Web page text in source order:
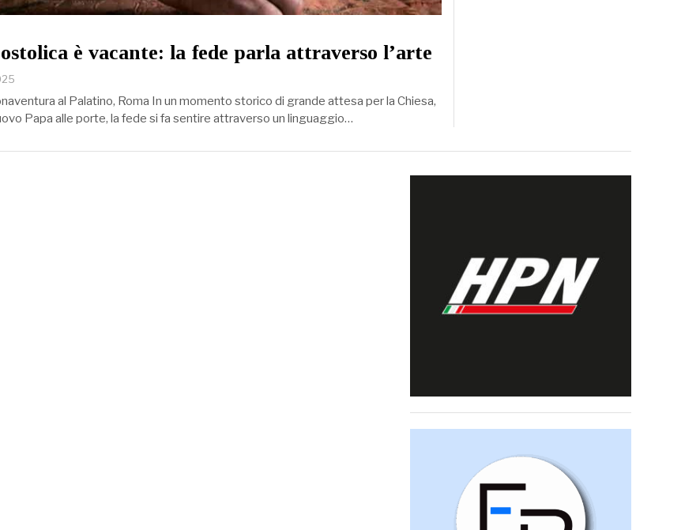
è vacante: la fede parla attraverso l’arte
al Palatino, Roma In un momento storico di grande attesa per la Chiesa,
Papa alle porte, la fede si fa sentire attraverso un linguaggio…